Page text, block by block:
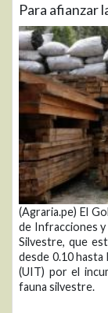
Para afianzar
(Agraria.pe) El
de Infracciones y
Silvestre, que
desde 0.10 hasta
(UIT) por el
fauna silvestre.